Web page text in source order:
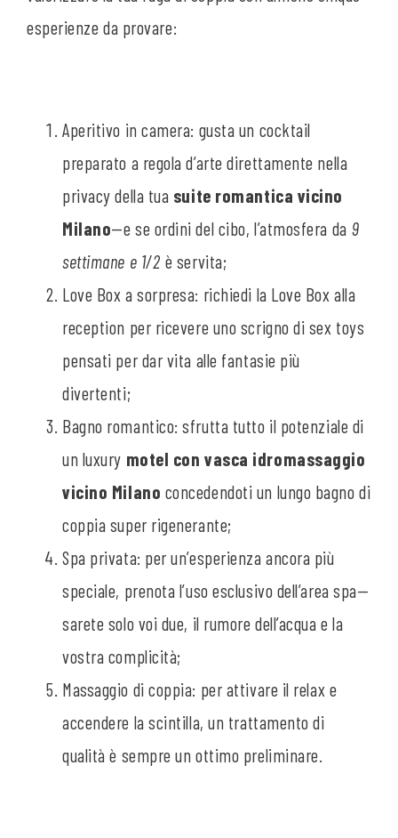
esperienze da provare:
Aperitivo in camera: gusta un cocktail
preparato a regola d’arte direttamente nella
privacy della tua suite romantica vicino
Milano—e se ordini del cibo, l’atmosfera da 9
settimane e 1/2 è servita;
Love Box a sorpresa: richiedi la Love Box alla
reception per ricevere uno scrigno di sex toys
pensati per dar vita alle fantasie più
divertenti;
Bagno romantico: sfrutta tutto il potenziale di
un luxury motel con vasca idromassaggio
vicino Milano concedendoti un lungo bagno di
coppia super rigenerante;
Spa privata: per un’esperienza ancora più
speciale, prenota l’uso esclusivo dell’area spa—
sarete solo voi due, il rumore dell’acqua e la
vostra complicità;
Massaggio di coppia: per attivare il relax e
accendere la scintilla, un trattamento di
qualità è sempre un ottimo preliminare.